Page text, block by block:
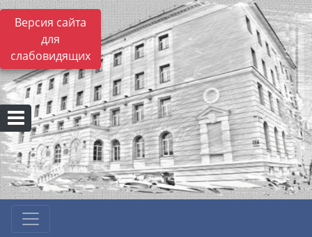
Версия сайта
для
слабовидящих